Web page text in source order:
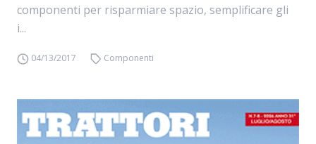
componenti per risparmiare spazio, semplificare gli
i...
04/13/2017 Componenti